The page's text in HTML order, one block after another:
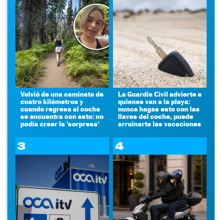
Volvió de una caminata de
cuatro kilómetros y
cuando regresa al coche
se encuentra con esto: no
podía creer la 'sorpresa'
La Guardia Civil advierte a
quienes van a la playa:
nunca hagas esto con las
llaves del coche, puede
arruinarte las vacaciones
3 4